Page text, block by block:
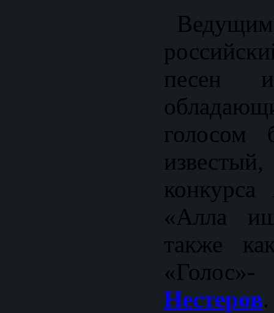
песен и
голосом
«Алла
также
Нестеров.